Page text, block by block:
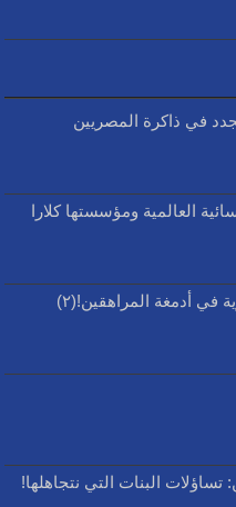
في ذاكرة المصريين
العالمية ومؤسستها كلارا
في أدمغة المراهقين!(٢)
البنات التي نتجاهلها!